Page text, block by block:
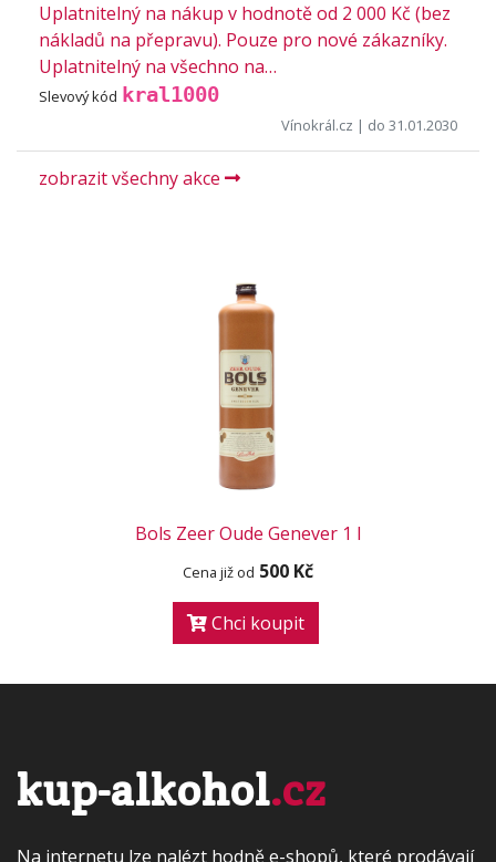
Uplatnitelný na nákup v hodnotě od 2 000 Kč (bez
nákladů na přepravu). Pouze pro nové zákazníky.
Uplatnitelný na všechno na…
Slevový kód kral1000
Vínokrál.cz | do 31.01.2030
zobrazit všechny akce
Bols Zeer Oude Genever 1 l
Cena již od 500 Kč
Chci koupit
kup-alkohol.cz
Na internetu lze nalézt hodně e-shopů, které prodávají